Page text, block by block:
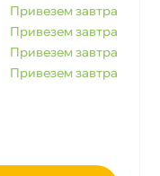
Привезем завтра
Привезем завтра
Привезем завтра
Привезем завтра